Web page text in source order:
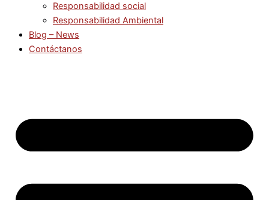
Responsabilidad social
Responsabilidad Ambiental
Blog – News
Contáctanos